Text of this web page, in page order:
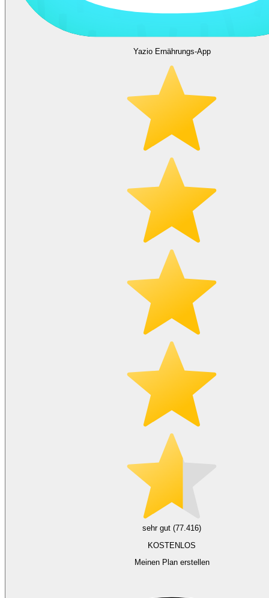
Yazio Ernährungs-App
sehr gut (77.416)
KOSTENLOS
Meinen Plan erstellen